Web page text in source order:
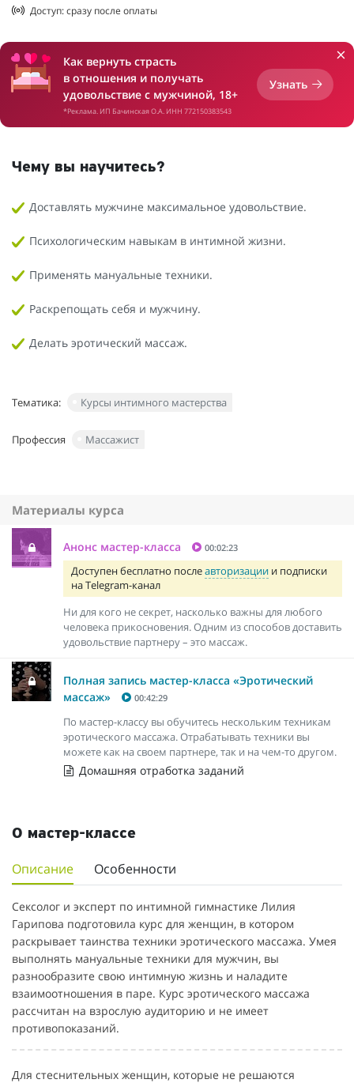
Доступ: сразу после оплаты
Как вернуть страсть
в отношения и получать
удовольствие с мужчиной, 18+
*Реклама. ИП Бачинская О.А. ИНН 772150383543
Узнать
Чему вы научитесь?
Доставлять мужчине максимальное удовольствие.
Психологическим навыкам в интимной жизни.
Применять мануальные техники.
Раскрепощать себя и мужчину.
Делать эротический массаж.
Тематика: Курсы интимного мастерства
Профессия Массажист
Материалы курса
Анонс мастер-класса 00:02:23
Доступен бесплатно послеавторизации и подписки
на Telegram-канал
Ни для кого не секрет, насколько важны для любого
человека прикосновения. Одним из способов доставить
удовольствие партнеру – это массаж.
Полная запись мастер-класса «Эротический
массаж»
00:42:29
По мастер-классу вы обучитесь нескольким техникам
эротического массажа. Отрабатывать техники вы
можете как на своем партнере, так и на чем-то другом.
Домашняя отработка заданий
О мастер-классе
Описание Особенности
Сексолог и эксперт по интимной гимнастике Лилия
Гарипова подготовила курс для женщин, в котором
раскрывает таинства техники эротического массажа. Умея
выполнять мануальные техники для мужчин, вы
разнообразите свою интимную жизнь и наладите
взаимоотношения в паре. Курс эротического массажа
рассчитан на взрослую аудиторию и не имеет
противопоказаний.
Для стеснительных женщин, которые не решаются